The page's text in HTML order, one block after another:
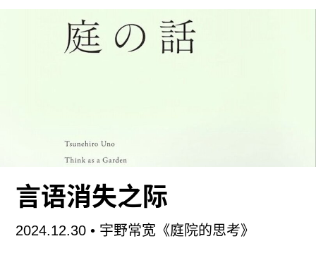
学》。国分没有如此命名这本书，多少体现了作为
学者的严肃性。
如下：“浪费”的对象是物品，因而总是存在着某个
象是符号，因而会在消费社会中无止尽地被诱导到
“浪费”所具有的特征，就是对具体而个别的“物品”的
言语消失之际
2024.12.30• 宇野常宽《庭院的思考》